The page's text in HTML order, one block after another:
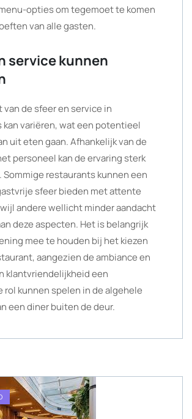
opties om tegemoet te komen
van alle gasten.
service kunnen
van de sfeer en service in
kan variëren, wat een potentieel
uit eten gaan. Afhankelijk van de
personeel kan de ervaring sterk
restaurants kunnen een
sfeer bieden met attente
andere wellicht minder aandacht
deze aspecten. Het is belangrijk
mee te houden bij het kiezen
aangezien de ambiance en
klantvriendelijkheid een
kunnen spelen in de algehele
een diner buiten de deur.